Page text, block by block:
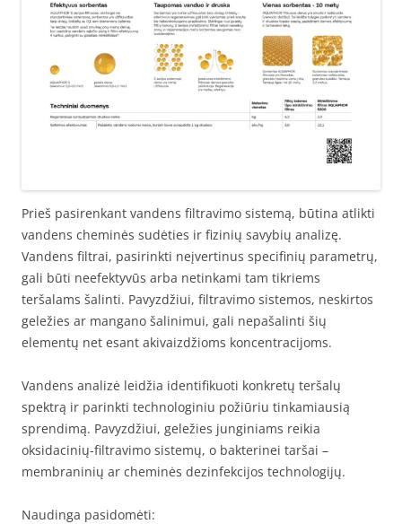
Prieš pasirenkant vandens filtravimo sistemą, būtina atlikti
vandens cheminės sudėties ir fizinių savybių analizę.
Vandens filtrai, pasirinkti neįvertinus specifinių parametrų,
gali būti neefektyvūs arba netinkami tam tikriems
teršalams šalinti. Pavyzdžiui, filtravimo sistemos, neskirtos
geležies ar mangano šalinimui, gali nepašalinti šių
elementų net esant akivaizdžioms koncentracijoms.
Vandens analizė leidžia identifikuoti konkretų teršalų
spektrą ir parinkti technologiniu požiūriu tinkamiausią
sprendimą. Pavyzdžiui, geležies junginiams reikia
oksidacinių-filtravimo sistemų, o bakterinei taršai –
membraninių ar cheminės dezinfekcijos technologijų.
Naudinga pasidomėti: